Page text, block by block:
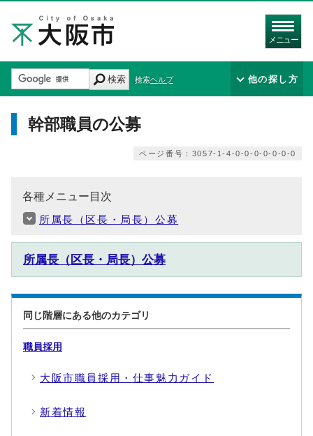
メニュー
検索 検索ヘルプ 他の探し方
幹部職員の公募
ページ番号：3057-1-4-0-0-0-0-0-0-0
各種メニュー目次
所属長（区長・局長）公募
所属長（区長・局長）公募
同じ階層にある他のカテゴリ
職員採用
大阪市職員採用・仕事魅力ガイド
新着情報